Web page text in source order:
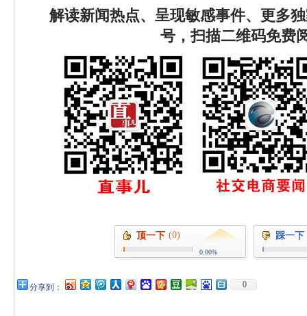
解读新闻热点、呈现敏感事件、更多
号，扫描二维码免费
顶一下 (0)
0.00%
踩一下
分享到： 0